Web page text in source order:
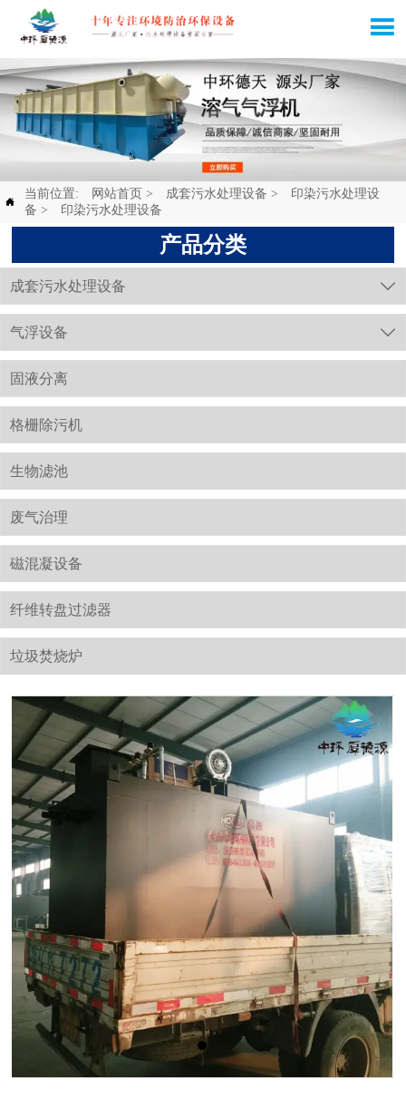


当前位置: 网站首页 > 成套污水处理设备 >
印染污水处理设
备 > 印染污水处理设备
产品分类
成套污水处理设备 
气浮设备 
固液分离
格栅除污机
生物滤池
废气治理
磁混凝设备
纤维转盘过滤器
垃圾焚烧炉